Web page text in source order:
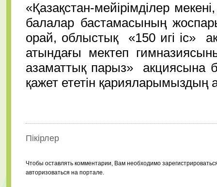
«Қазақстан-мейірімділер
балалар бастамасының
орай, облыстық «150 игі
атындағы мектеп
азаматтық парыз» акциясына
қажет ететін қарияларымыздың
Пікірлер
Чтобы оставлять комментарии, Вам необходимо
авторизоваться на портале.